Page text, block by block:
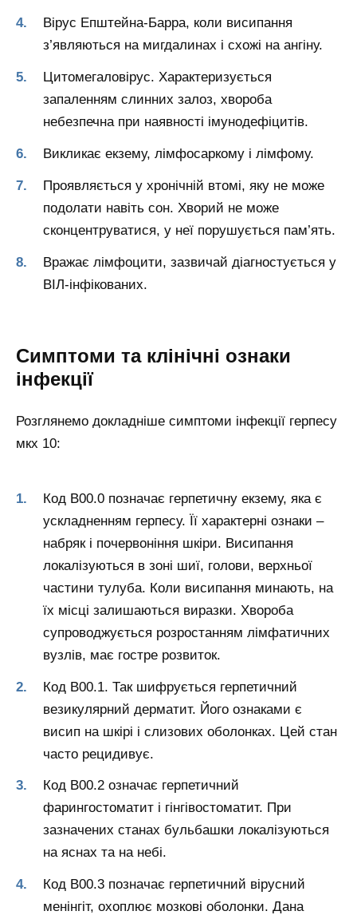
Вірус Епштейна-Барра, коли висипання
з’являються на мигдалинах і схожі на ангіну.
Цитомегаловірус. Характеризується
запаленням слинних залоз, хвороба
небезпечна при наявності імунодефіцитів.
Викликає екзему, лімфосаркому і лімфому.
Проявляється у хронічній втомі, яку не може
подолати навіть сон. Хворий не може
сконцентруватися, у неї порушується пам’ять.
Вражає лімфоцити, зазвичай діагностується у
ВІЛ-інфікованих.
Симптоми та клінічні ознаки
інфекції
Розглянемо докладніше симптоми інфекції герпесу
мкх 10:
Код B00.0 позначає герпетичну екзему, яка є
ускладненням герпесу. Її характерні ознаки –
набряк і почервоніння шкіри. Висипання
локалізуються в зоні шиї, голови, верхньої
частини тулуба. Коли висипання минають, на
їх місці залишаються виразки. Хвороба
супроводжується розростанням лімфатичних
вузлів, має гостре розвиток.
Код B00.1. Так шифрується герпетичний
везикулярний дерматит. Його ознаками є
висип на шкірі і слизових оболонках. Цей стан
часто рецидивує.
Код B00.2 означає герпетичний
фарингостоматит і гінгівостоматит. При
зазначених станах бульбашки локалізуються
на яснах та на небі.
Код B00.3 позначає герпетичний вірусний
менінгіт, охоплює мозкові оболонки. Дана